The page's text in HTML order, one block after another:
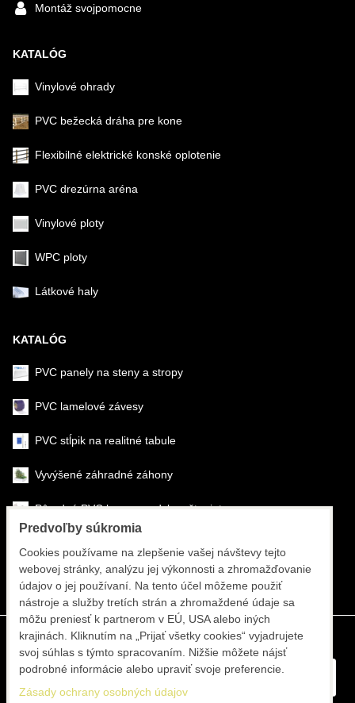
Montáž svojpomocne
KATALÓG
Vinylové ohrady
PVC bežecká dráha pre kone
Flexibilné elektrické konské oplotenie
PVC drezúrna aréna
Vinylové ploty
WPC ploty
Látkové haly
KATALÓG
PVC panely na steny a stropy
PVC lamelové závesy
PVC stĺpik na realitné tabule
Vyvýšené záhradné záhony
Pôrodné PVC boxy na odchov šteniat
Športové systémy
Predvoľby súkromia
Cookies používame na zlepšenie vašej návštevy tejto
webovej stránky, analýzu jej výkonnosti a zhromažďovanie
údajov o jej používaní. Na tento účel môžeme použiť
nástroje a služby tretích strán a zhromaždené údaje sa
môžu preniesť k partnerom v EÚ, USA alebo iných
krajinách. Kliknutím na „Prijať všetky cookies“ vyjadrujete
svoj súhlas s týmto spracovaním. Nižšie môžete nájsť
podrobné informácie alebo upraviť svoje preferencie.
Zásady ochrany osobných údajov